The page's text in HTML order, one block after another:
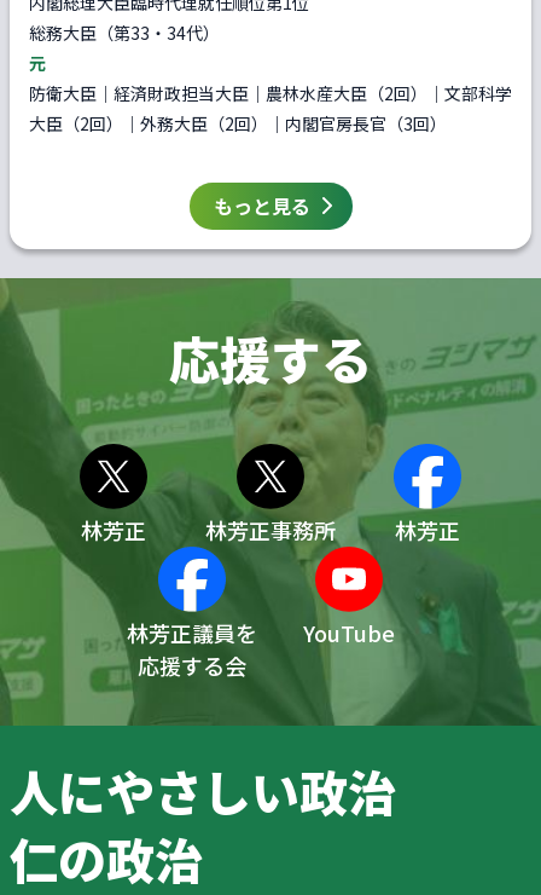
総務大臣（第33・34代）
元
防衛大臣｜経済財政担当大臣｜農林水産大臣（2回）｜文部科学
大臣（2回）｜外務大臣（2回）｜内閣官房長官（3回）
もっと見る
応援する
林芳正 林芳正事務所 林芳正
林芳正議員を
応援する会
YouTube
人にやさしい政治
仁の政治